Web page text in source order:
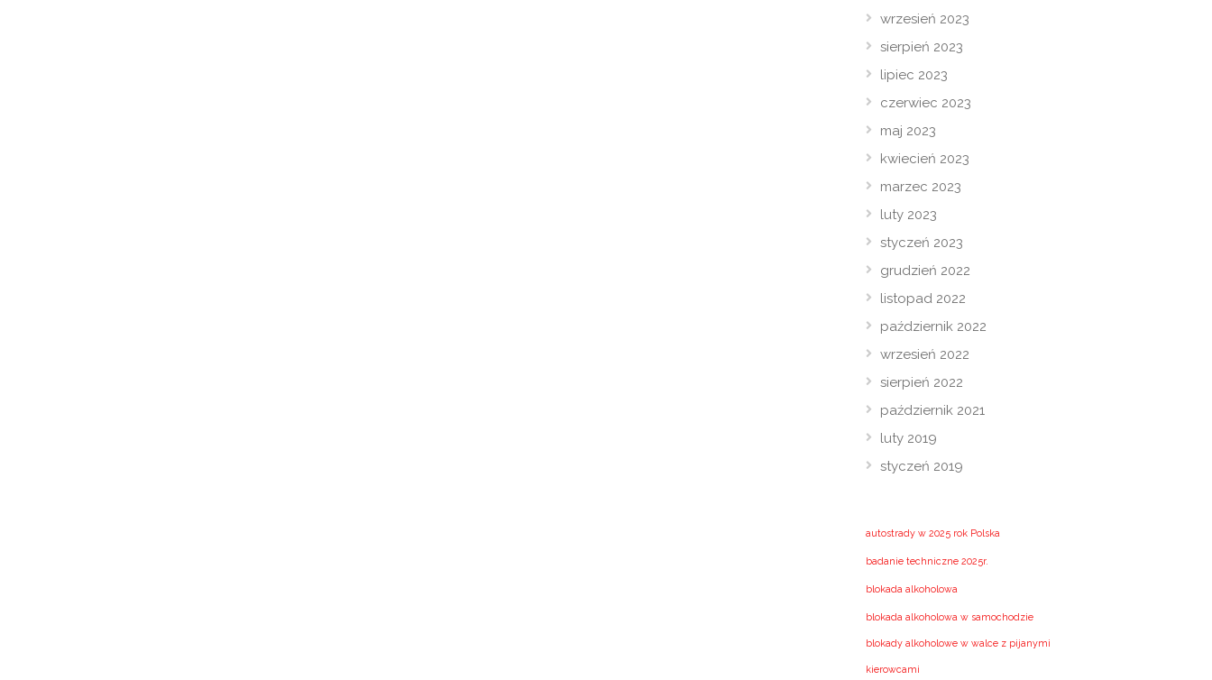
wrzesień 2023
sierpień 2023
lipiec 2023
czerwiec 2023
maj 2023
kwiecień 2023
marzec 2023
luty 2023
styczeń 2023
grudzień 2022
listopad 2022
październik 2022
wrzesień 2022
sierpień 2022
październik 2021
luty 2019
styczeń 2019
autostrady w 2025 rok Polska
badanie techniczne 2025r.
blokada alkoholowa
blokada alkoholowa w samochodzie
blokady alkoholowe w walce z pijanymi
kierowcami